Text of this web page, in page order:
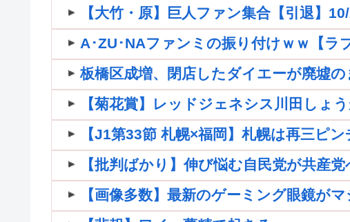
【大竹・原】巨人ファン集合【引退】
A･ZU･NAファンミの振り付けｗｗ【ラ
板橋区成増、閉店したダイエーが廃墟
【菊花賞】レッドジェネシス川田しょ
【J1第33節 札幌×福岡】札幌は再三ピ
【批判ばかり】伸び悩む自民党が共産党
【画像多数】最新のゲーミング眼鏡が